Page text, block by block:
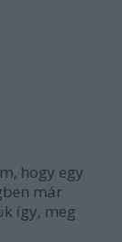
hogy egy
már
így, meg